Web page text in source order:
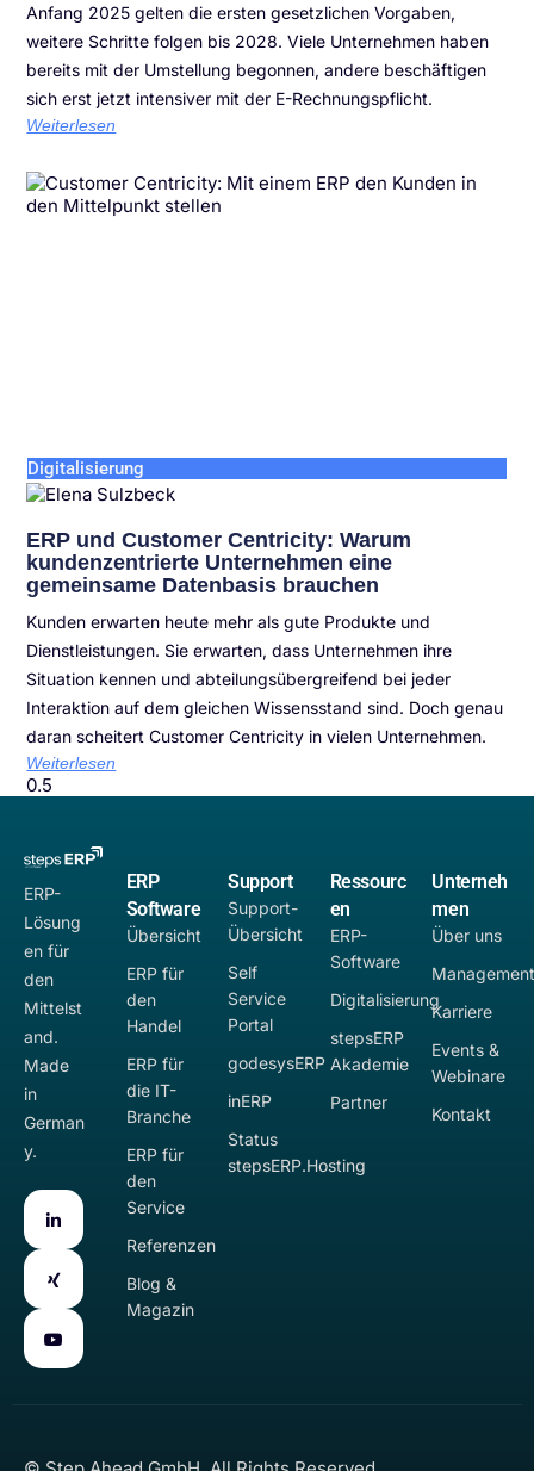
Anfang 2025 gelten die ersten gesetzlichen Vorgaben,
weitere Schritte folgen bis 2028. Viele Unternehmen haben
bereits mit der Umstellung begonnen, andere beschäftigen
sich erst jetzt intensiver mit der E-Rechnungspflicht.
Weiterlesen
Digitalisierung
ERP und Customer Centricity: Warum
kundenzentrierte Unternehmen eine
gemeinsame Datenbasis brauchen
Kunden erwarten heute mehr als gute Produkte und
Dienstleistungen. Sie erwarten, dass Unternehmen ihre
Situation kennen und abteilungsübergreifend bei jeder
Interaktion auf dem gleichen Wissensstand sind. Doch genau
daran scheitert Customer Centricity in vielen Unternehmen.
Weiterlesen
ERP-
Lösung
en für
den
Mittelst
and.
Made
in
German
y.
ERP
Software
Übersicht
ERP für
den
Handel
ERP für
die IT-
Branche
ERP für
den
Service
Referenzen
Blog &
Magazin
Support
Support-
Übersicht
Self
Service
Portal
godesysERP
inERP
Status
stepsERP.Hosting
Ressourc
en
ERP-
Software
Digitalisierung
stepsERP
Akademie
Partner
Unterneh
men
Über uns
Karriere
Events &
Webinare
Kontakt